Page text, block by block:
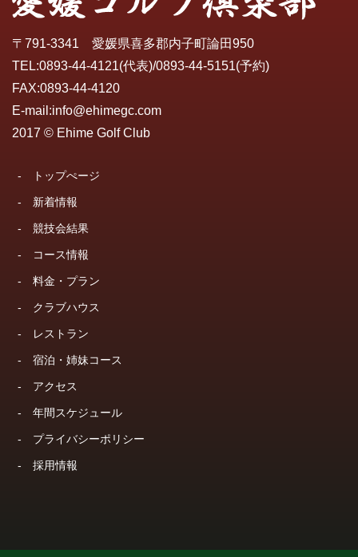
〒791-3341 愛媛県喜多郡内子町論田950
TEL:0893-44-4121(代表)/0893-44-5151(予約)
FAX:0893-44-4120
E-mail:info@ehimegc.com
2017 © Ehime Golf Club
- トップぺージ
- 新着情報
- 競技会結果
- コース情報
- 料金・プラン
- クラブハウス
- レストラン
- 宿泊・姉妹コース
- アクセス
- 年間スケジュール
- プライバシーポリシー
- 採用情報